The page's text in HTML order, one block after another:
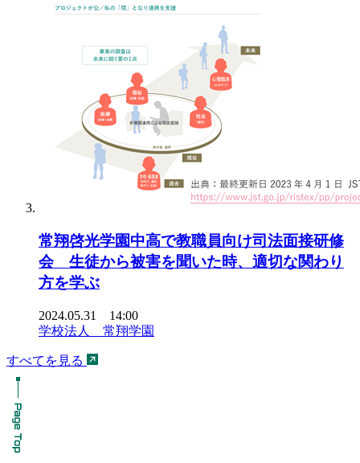
常翔啓光学園中高で教職員向け司法面接研修
会 生徒から被害を聞いた時、適切な関わり
方を学ぶ
2024.05.31 14:00
学校法人 常翔学園
すべてを見る